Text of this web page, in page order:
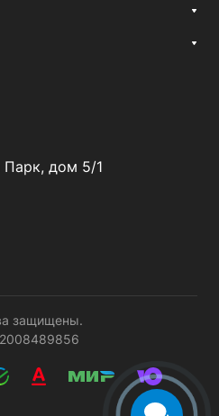
Парк, дом 5/1
защищены.